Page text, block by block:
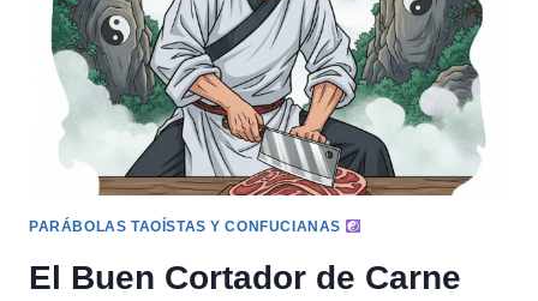
PARÁBOLAS TAOÍSTAS Y CONFUCIANAS
El Buen Cortador de Carne